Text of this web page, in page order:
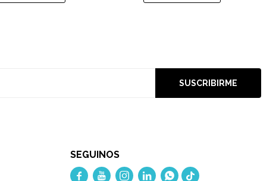
SUSCRIBIRME
SEGUINOS
    